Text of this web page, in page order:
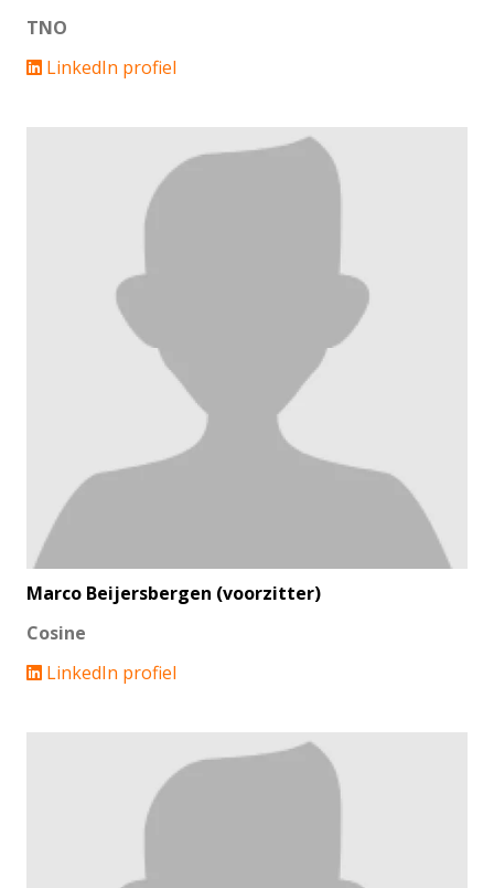
TNO
LinkedIn profiel
Marco Beijersbergen (voorzitter)
Cosine
LinkedIn profiel